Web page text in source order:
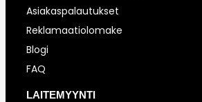
Asiakaspalautukset
Reklamaatiolomake
Blogi
FAQ
LAITEMYYNTI